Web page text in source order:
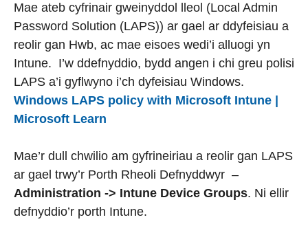
Mae ateb cyfrinair gweinyddol lleol (Local Admin
Password Solution (LAPS)) ar gael ar ddyfeisiau a
reolir gan Hwb, ac mae eisoes wedi’i alluogi yn
Intune. I’w ddefnyddio, bydd angen i chi greu polisi
LAPS a’i gyflwyno i’ch dyfeisiau Windows.
Windows LAPS policy with Microsoft Intune |
Microsoft Learn
Mae’r dull chwilio am gyfrineiriau a reolir gan LAPS
ar gael trwy’r Porth Rheoli Defnyddwyr –
Administration -> Intune Device Groups. Ni ellir
defnyddio’r porth Intune.